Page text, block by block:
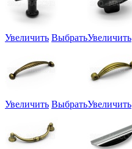
Увеличить ВыбратьУвеличить
Увеличить ВыбратьУвеличить